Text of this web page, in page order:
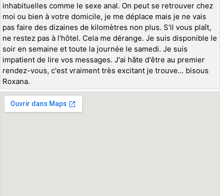
inhabituelles comme le sexe anal. On peut se retrouver chez
moi ou bien à votre domicile, je me déplace mais je ne vais
pas faire des dizaines de kilomètres non plus. S'il vous plaît,
ne restez pas à l'hôtel. Cela me dérange. Je suis disponible le
soir en semaine et toute la journée le samedi. Je suis
impatient de lire vos messages. J'ai hâte d'être au premier
rendez-vous, c'est vraiment très excitant je trouve... bisous
Roxana.